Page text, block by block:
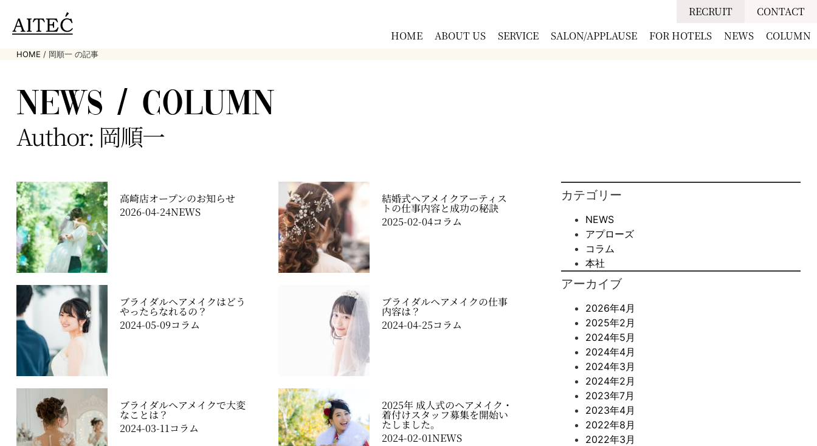
CONTACT
RECRUIT
HOME
ABOUT US SERVICE SALON/APPLAUSE FOR HOTELS NEWS COLUMN
HOME / 岡順一 の記事
NEWS / COLUMN
Author: 岡順一
高崎店オープンのお知らせ
2026-04-24NEWS
結婚式ヘアメイクアーティス
トの仕事内容と成功の秘訣
2025-02-04コラム
ブライダルヘアメイクはどう
やったらなれるの？
2024-05-09コラム
ブライダルヘアメイクの仕事
内容は？
2024-04-25コラム
ブライダルヘアメイクで大変
なことは？
2024-03-11コラム
2025年 成人式のヘアメイク・
着付けスタッフ募集を開始い
たしました。
2024-02-01NEWS
カテゴリー
NEWS
アプローズ
コラム
本社
アーカイブ
2026年4月
2025年2月
2024年5月
2024年4月
2024年3月
2024年2月
2023年7月
2023年4月
2022年8月
2022年3月